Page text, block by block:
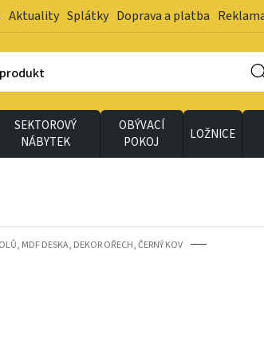
Aktuality Splátky Doprava a platba
SEKTOROVÝ
NÁBYTEK
OBÝVACÍ
POKOJ
LOŽNICE
MDF DESKA, DEKOR OŘECH, ČERNÝ KOV